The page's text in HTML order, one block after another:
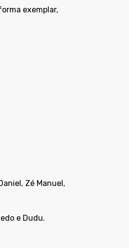
exemplar,
Zé Manuel,
e Dudu.